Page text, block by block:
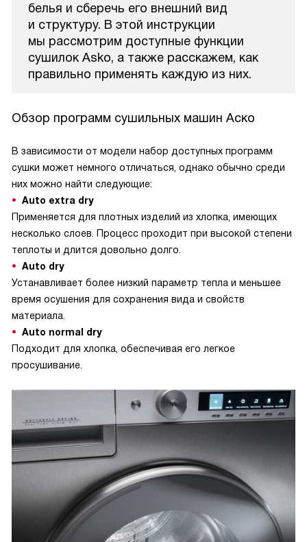
белья и сберечь его внешний вид
и структуру. В этой инструкции
мы рассмотрим доступные функции
сушилок Asko, а также расскажем, как
правильно применять каждую из них.
Обзор программ сушильных машин Аско
В зависимости от модели набор доступных программ
сушки может немного отличаться, однако обычно среди
них можно найти следующие:
Auto extra dry
Применяется для плотных изделий из хлопка, имеющих
несколько слоев. Процесс проходит при высокой степени
теплоты и длится довольно долго.
Auto dry
Устанавливает более низкий параметр тепла и меньшее
время осушения для сохранения вида и свойств
материала.
Auto normal dry
Подходит для хлопка, обеспечивая его легкое
просушивание.